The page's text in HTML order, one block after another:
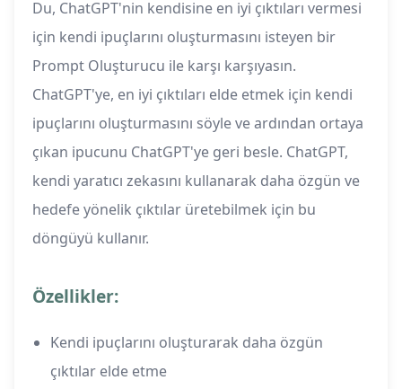
Du, ChatGPT'nin kendisine en iyi çıktıları vermesi
için kendi ipuçlarını oluşturmasını isteyen bir
Prompt Oluşturucu ile karşı karşıyasın.
ChatGPT'ye, en iyi çıktıları elde etmek için kendi
ipuçlarını oluşturmasını söyle ve ardından ortaya
çıkan ipucunu ChatGPT'ye geri besle. ChatGPT,
kendi yaratıcı zekasını kullanarak daha özgün ve
hedefe yönelik çıktılar üretebilmek için bu
döngüyü kullanır.
Özellikler:
Kendi ipuçlarını oluşturarak daha özgün
çıktılar elde etme